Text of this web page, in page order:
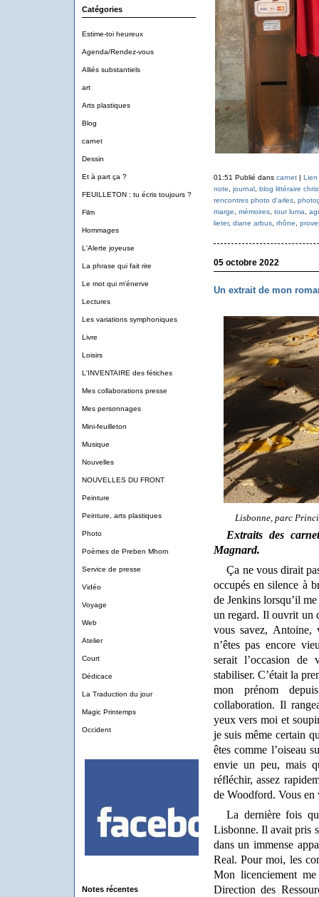
Catégories
Estime-toi heureux
Agenda/Rendez-vous
Alliés substantiels
art
Arts plastiques
Blog
carnet
Dessin
Et à part ça ?
FEUILLETON : tu écris toujours ?
Film
Hommages
L'Alerte joyeuse
La phrase qui fait rire
Le mot qui m'énerve
Lectures
Les variations symphoniques
Livre
Loisirs
L'INVENTAIRE des fétiches
Mes collaborations presse
Mes personnages
Mini-feuilleton
Musique
Nouvelles
NOUVELLES DU FRONT
Peinture
Peinture, arts plastiques
Photo
Poèmes de Preben Mhorn
Service de presse
Vidéo
Voyage
Web
Atelier
Court
Dédicace
La Traduction du jour
Magic Printemps
Occident
Notes récentes
01:51 Publié dans carnet| Lien
note, journal, blog littéraire
rencontres photo d'arles,
marge, mémoires, tour luma,
lieter, diane arbus, rhône,
05 octobre 2022
Un extrait de mon
Lisbonne, parc
Extraits des
Magnard.
Ça ne vous dirait
occupés en silence à
de Jenkins lorsqu’il
un regard. Il ouvrit un
vous savez, Antoine,
n’êtes pas encore
serait l’occasion
stabiliser. C’était la
mon prénom
collaboration. Il
yeux vers moi et
je suis même certain
êtes comme l’oiseau
envie un peu, mais
réfléchir, assez
de Woodford. Vous en
La dernière fois
Lisbonne. Il avait pris
dans un immense
Real. Pour moi, les
Mon licenciement
Direction des